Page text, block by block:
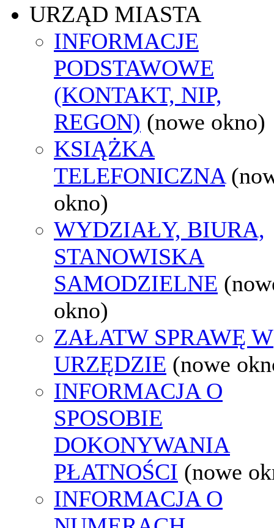
URZĄD MIASTA
INFORMACJE
PODSTAWOWE
(KONTAKT, NIP,
REGON) (nowe okno)
KSIĄŻKA
TELEFONICZNA
okno)
WYDZIAŁY, BIURA,
STANOWISKA
SAMODZIELNE
okno)
ZAŁATW SPRAWĘ W
URZĘDZIE (nowe
INFORMACJA O
SPOSOBIE
DOKONYWANIA
PŁATNOŚCI (nowe
INFORMACJA O